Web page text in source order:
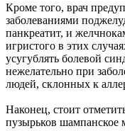
Кроме того, врач
заболеваниями
панкреатит, и
игристого в этих
усугублять болевой
нежелательно при
людей, склонных к
Наконец, стоит
пузырьков шампанское